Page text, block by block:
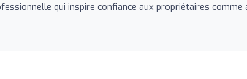
qui inspire confiance aux propriétaires comme